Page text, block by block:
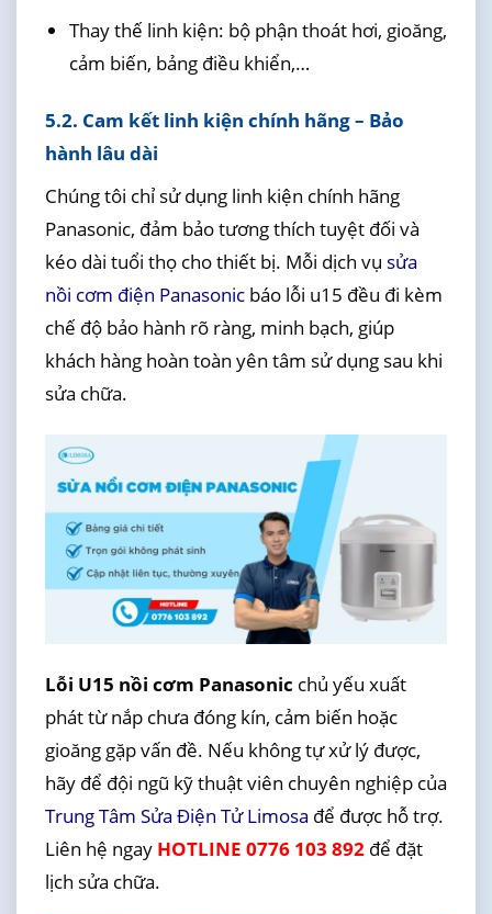
Thay thế linh kiện: bộ phận thoát hơi, gioăng,
cảm biến, bảng điều khiển,…
5.2. Cam kết linh kiện chính hãng – Bảo
hành lâu dài
Chúng tôi chỉ sử dụng linh kiện chính hãng
Panasonic, đảm bảo tương thích tuyệt đối và
kéo dài tuổi thọ cho thiết bị. Mỗi dịch vụ sửa
nồi cơm điện Panasonicbáo lỗi u15 đều đi kèm
chế độ bảo hành rõ ràng, minh bạch, giúp
khách hàng hoàn toàn yên tâm sử dụng sau khi
sửa chữa.
Lỗi U15 nồi cơm Panasonic chủ yếu xuất
phát từ nắp chưa đóng kín, cảm biến hoặc
gioăng gặp vấn đề. Nếu không tự xử lý được,
hãy để đội ngũ kỹ thuật viên chuyên nghiệp của
Trung Tâm Sửa Điện Tử Limosa để được hỗ trợ.
Liên hệ ngay HOTLINE 0776 103 892để đặt
lịch sửa chữa.